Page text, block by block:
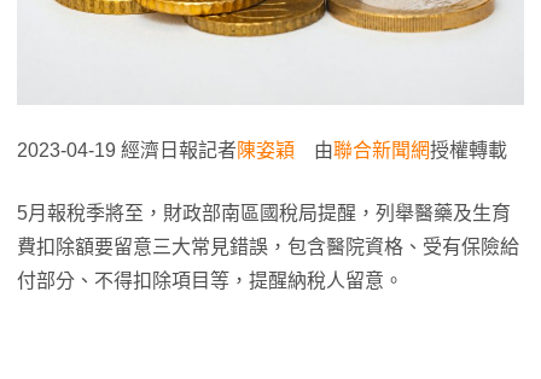
2023-04-19 經濟日報記者陳姿穎 由聯合新聞網授權轉載
5月報稅季將至，財政部南區國稅局提醒，列舉醫藥及生育
費扣除額要留意三大常見錯誤，包含醫院資格、受有保險給
付部分、不得扣除項目等，提醒納稅人留意。